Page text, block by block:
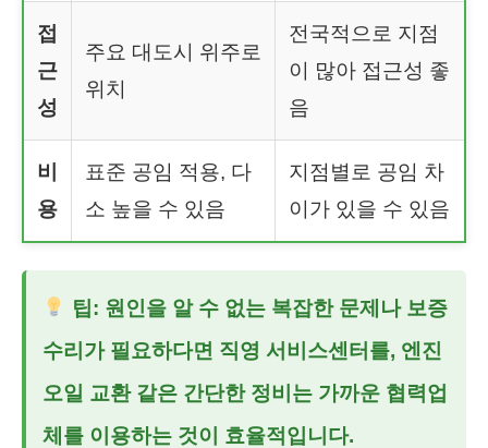
접
근
성
주요 대도시 위주로
위치
전국적으로 지점
이 많아 접근성 좋
음
비
용
표준 공임 적용, 다
소 높을 수 있음
지점별로 공임 차
이가 있을 수 있음
팁: 원인을 알 수 없는 복잡한 문제나 보증
수리가 필요하다면 직영 서비스센터를, 엔진
오일 교환 같은 간단한 정비는 가까운 협력업
체를 이용하는 것이 효율적입니다.